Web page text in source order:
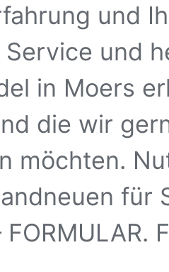
und
und
in Moers
die wir
möchten.
für